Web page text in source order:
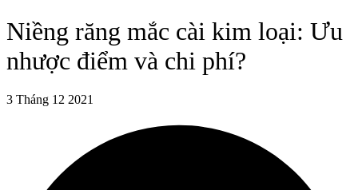
Niềng răng mắc cài kim loại: Ưu
nhược điểm và chi phí?
3 Tháng 12 2021